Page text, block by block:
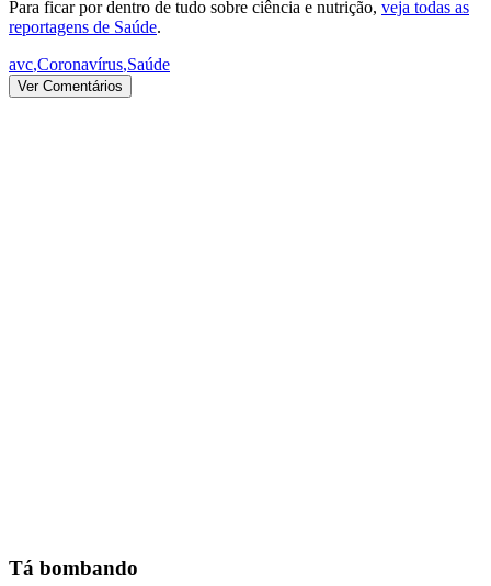
Para ficar por dentro de tudo sobre ciência e nutrição, veja todas as
reportagens de Saúde.
avc,Coronavírus,Saúde
Ver Comentários
Tá bombando